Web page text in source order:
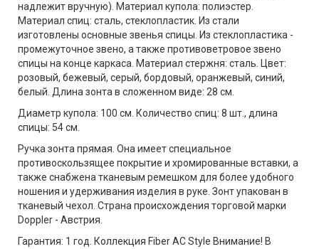
надлежит вручную). Материал купола: полиэстер.
Материал спиц: сталь, стеклопластик. Из стали
изготовлены основные звенья спицы. Из стеклопластика -
промежуточное звено, а также противоветровое звено
спицы на конце каркаса. Материал стержня: сталь. Цвет:
розовый, бежевый, серый, бордовый, оранжевый, синий,
белый. Длина зонта в сложенном виде: 28 см.
Диаметр купола: 100 см. Количество спиц: 8 шт., длина
спицы: 54 см.
Ручка зонта прямая. Она имеет специальное
противоскользящее покрытие и хромированные вставки, а
также снабжена тканевым ремешком для более удобного
ношения и удерживания изделия в руке. Зонт упакован в
тканевый чехол. Страна происхождения торговой марки
Doppler - Австрия.
Гарантия: 1 год. Коллекция Fiber AC Style Внимание! В